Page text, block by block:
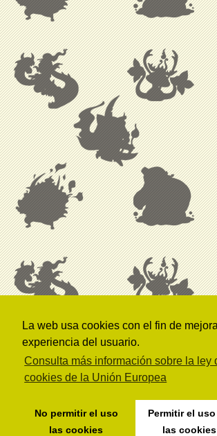
La web usa cookies con el fin de
experiencia del usuario.
Consulta más información sobre la ley
cookies de la Unión Europea
No permitir el uso
las cookies
Permitir el
las cookies